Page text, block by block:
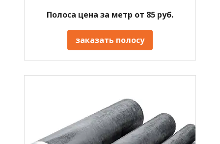
Полоса цена за метр от 85 руб.
заказать полосу